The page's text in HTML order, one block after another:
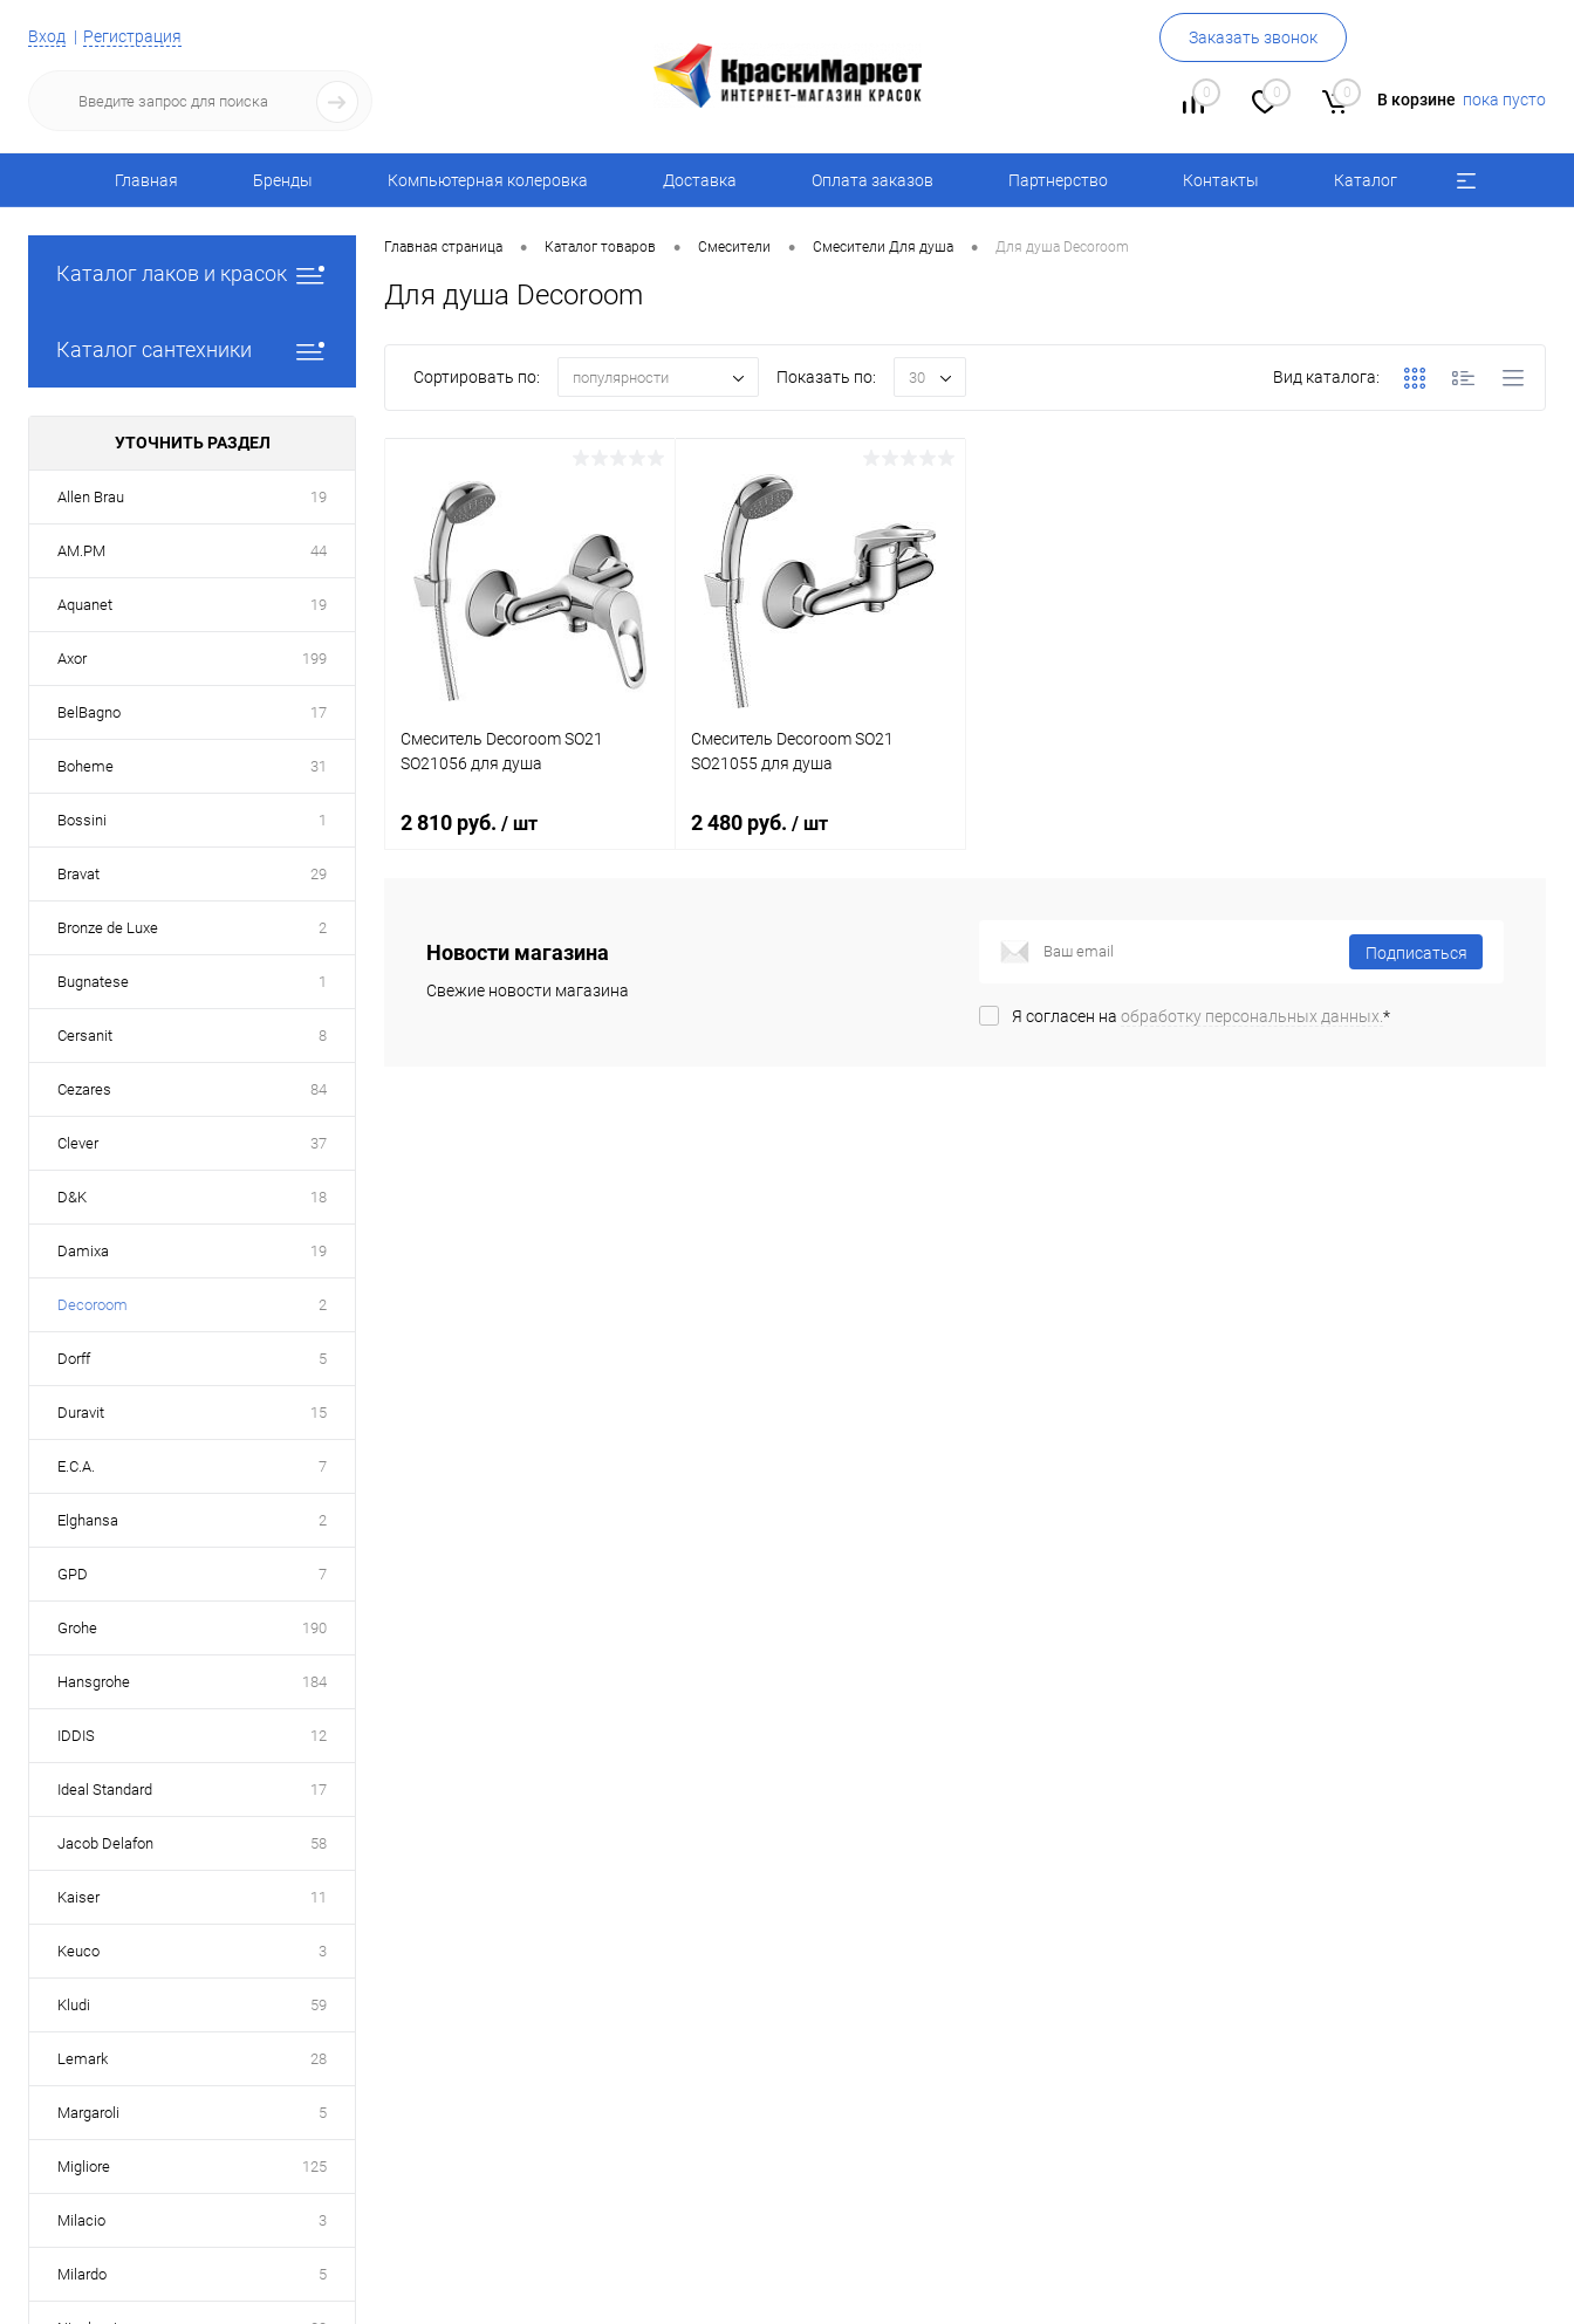
Вход Регистрация Заказать звонок
0 0 0 В корзине пока пусто
Главная Бренды Компьютерная колеровка Доставка Оплата заказов Партнерство Контакты Каталог
Каталог лаков и красок
Каталог сантехники
УТОЧНИТЬ РАЗДЕЛ
Allen Brau 19
AM.PM 44
Aquanet 19
Axor 199
BelBagno 17
Boheme 31
Bossini 1
Bravat 29
Bronze de Luxe 2
Bugnatese 1
Cersanit 8
Cezares 84
Clever 37
D&K 18
Damixa 19
Decoroom 2
Dorff 5
Duravit 15
E.C.A. 7
Elghansa 2
GPD 7
Grohe 190
Hansgrohe 184
IDDIS 12
Ideal Standard 17
Jacob Delafon 58
Kaiser 11
Keuco 3
Kludi 59
Lemark 28
Margaroli 5
Migliore 125
Milacio 3
Milardo 5
Главная страница • Каталог товаров • Смесители • Смесители Для душа • Для душа Decoroom
Для душа Decoroom
Сортировать по: популярности Показать по: 30 Вид каталога:
Смеситель Decoroom SO21
SO21056 для душа
2 810 руб. / шт
Купить в 1 клик
Смеситель Decoroom SO21
SO21055 для душа
2 480 руб. / шт
Новости магазина
Свежие новости магазина
Подписаться
Я согласен на обработку персональных данных. *